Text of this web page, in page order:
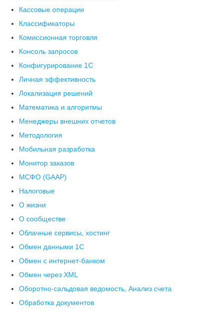
Кассовые операции
Классификаторы
Комиссионная торговля
Консоль запросов
Конфигурирование 1С
Личная эффективность
Локализация решений
Математика и алгоритмы
Менеджеры внешних отчетов
Методология
Мобильная разработка
Монитор заказов
МСФО (GAAP)
Налоговые
О жизни
О сообществе
Облачные сервисы, хостинг
Обмен данными 1С
Обмен с интернет-банком
Обмен через XML
Оборотно-сальдовая ведомость, Анализ счета
Обработка документов